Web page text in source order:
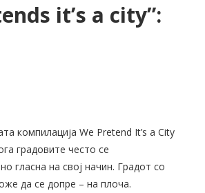
it’s a city”:
компилација We Pretend It’s a City
градовите често се
гласна на свој начин. Градот со
да се допре – на плоча.